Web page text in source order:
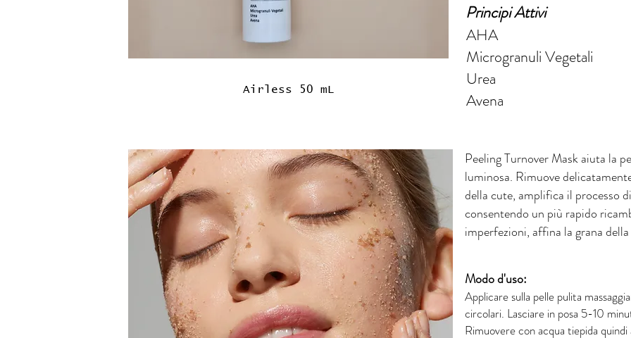
Airless 50 mL
Principi Attivi
AHA
Microgranuli Vegetali
Urea
Avena
Peeling Turnover Mask aiuta la
luminosa. Rimuove
della cute, amplifica il processo
consentendo un più rapido
imperfezioni, affina la grana
Modo d'uso:
Applicare sulla pelle pulita
circolari. Lasciare in posa 5-10
Rimuovere con acqua tiepida